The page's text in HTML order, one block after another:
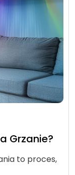
Grzanie?
to proces,